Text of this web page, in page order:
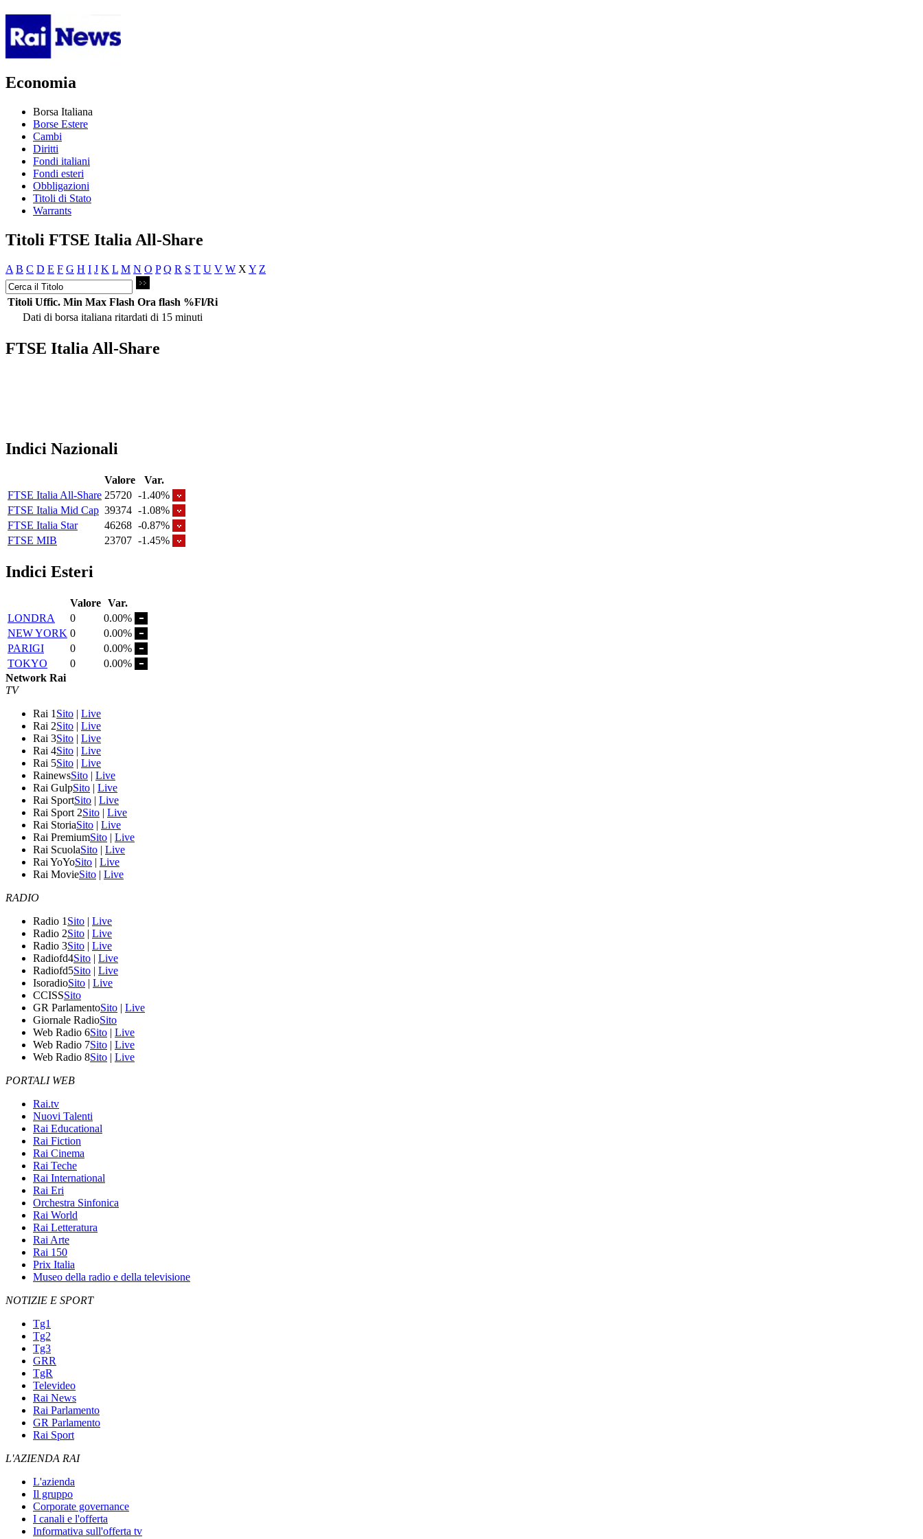
Economia
Borsa Italiana
Borse Estere
Cambi
Diritti
Fondi italiani
Fondi esteri
Obbligazioni
Titoli di Stato
Warrants
Titoli FTSE Italia All-Share
A B C D E F G H I J K L M N O P Q R S T U V W X Y Z
Titoli Uffic. Min Max Flash Ora flash %Fl/Ri
Dati di borsa italiana ritardati di 15 minuti
FTSE Italia All-Share
Indici Nazionali
Valore
Var.
FTSE Italia All-Share 25720 -1.40%
FTSE Italia Mid Cap 39374 -1.08%
FTSE Italia Star
46268 -0.87%
FTSE MIB
23707 -1.45%
Indici Esteri
Valore Var.
LONDRA
0
0.00%
NEW YORK 0
0.00%
PARIGI
0
0.00%
TOKYO
0
0.00%
Network Rai
TV
Rai 1 Sito | Live
Rai 2Sito | Live
Rai 3Sito | Live
Rai 4Sito | Live
Rai 5Sito | Live
RainewsSito | Live
Rai GulpSito | Live
Rai SportSito | Live
Rai Sport 2Sito | Live
Rai StoriaSito | Live
Rai PremiumSito | Live
Rai ScuolaSito | Live
Rai YoYoSito | Live
Rai MovieSito | Live
RADIO
Radio 1 Sito | Live
Radio 2Sito | Live
Radio 3Sito | Live
Radiofd4Sito | Live
Radiofd5Sito | Live
IsoradioSito | Live
CCISSSito
GR ParlamentoSito | Live
Giornale RadioSito
Web Radio 6Sito | Live
Web Radio 7Sito | Live
Web Radio 8Sito | Live
PORTALI WEB
Rai.tv
Nuovi Talenti
Rai Educational
Rai Fiction
Rai Cinema
Rai Teche
Rai International
Rai Eri
Orchestra Sinfonica
Rai World
Rai Letteratura
Rai Arte
Rai 150
Prix Italia
Museo della radio e della televisione
NOTIZIE E SPORT
Tg1
Tg2
Tg3
GRR
TgR
Televideo
Rai News
Rai Parlamento
GR Parlamento
Rai Sport
L'AZIENDA RAI
L'azienda
Il gruppo
Corporate governance
I canali e l'offerta
Informativa sull'offerta tv